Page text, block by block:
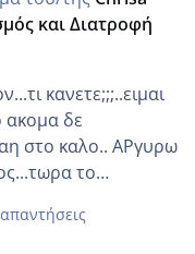
ρουχα τους
συναδελφο μου)
μητον
και Διατροφή
κανετε;;;..ειμαι
ακομα δε
στο καλο.. ΑΡγυρω
το